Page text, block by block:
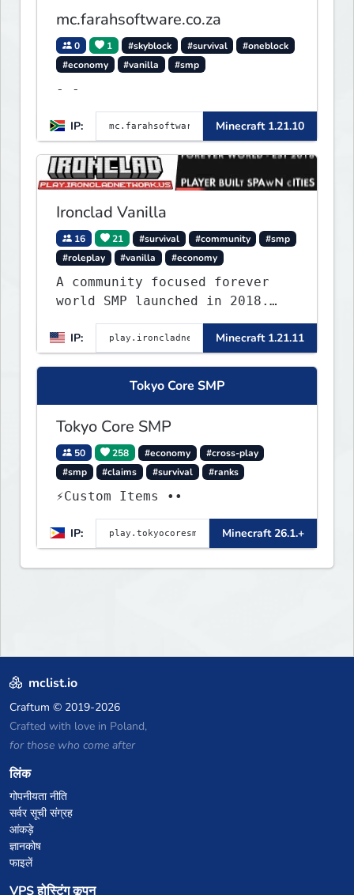
mc.farahsoftware.co.za
0 1 #skyblock #survival
#oneblock
#economy
#vanilla #smp
- -
IP: Minecraft 1.21.10
Ironclad Vanilla
16 21 #survival #community
#smp
#roleplay
#vanilla #economy
A community focused forever
world SMP launched in 2018.
Large community-built
functioning spawn cities with
no spawned in items or cheats.
IP: Minecraft 1.21.11
Tokyo Core SMP
Tokyo Core SMP
50 258 #economy
#cross-play
#smp
#claims #survival #ranks
⚡Custom Items ••
IP: Minecraft 26.1.+
mclist.io
Craftum © 2019-2026
Crafted with love in Poland,
for those who come after
लिंक
गोपनीयता नीति
सर्वर सूची संग्रह
आंकड़े
ज्ञानकोष
फाइलें
VPS होस्टिंग कूपन